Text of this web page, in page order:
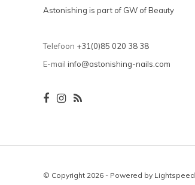
Astonishing is part of GW of Beauty
Telefoon +31(0)85 020 38 38
E-mail info@astonishing-nails.com
© Copyright 2026 - Powered by Lightspeed